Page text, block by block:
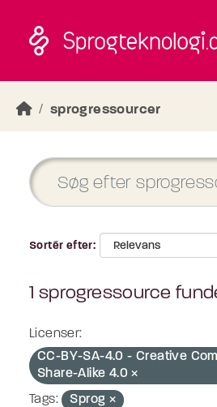
sprogressourcer
Sortér efter
1 sprogressource
Licenser:
CC-BY-SA-4.0 - Creative
Share-Alike 4.0
Tags:
Sprog